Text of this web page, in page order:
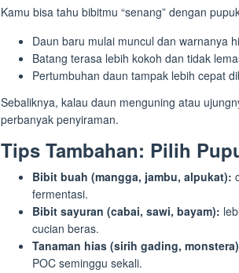
Kamu bisa tahu bibitmu “senang” dengan
Daun baru mulai muncul dan warnanya
Batang terasa lebih kokoh dan tidak
Pertumbuhan daun tampak lebih cepat
Sebaliknya, kalau daun menguning atau
perbanyak penyiraman.
Tips Tambahan: Pilih
Bibit buah (mangga, jambu, alpukat):
fermentasi.
Bibit sayuran (cabai, sawi, bayam):
cucian beras.
Tanaman hias (sirih gading,
POC seminggu sekali.